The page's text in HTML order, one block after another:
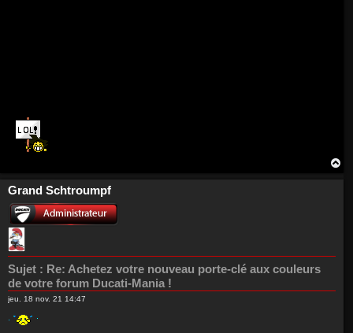
Grand Schtroumpf
Sujet : Re: Achetez votre nouveau porte-clé aux couleurs
de votre forum Ducati-Mania !
jeu. 18 nov. 21 14:47